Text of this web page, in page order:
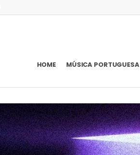
HOME MÚSICA PORTUGUESA